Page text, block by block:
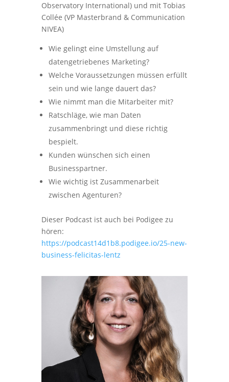
Observatory International) und mit Tobias
Collée (VP Masterbrand & Communication
NIVEA)
Wie gelingt eine Umstellung auf
datengetriebenes Marketing?
Welche Voraussetzungen müssen erfüllt
sein und wie lange dauert das?
Wie nimmt man die Mitarbeiter mit?
Ratschläge, wie man Daten
zusammenbringt und diese richtig
bespielt.
Kunden wünschen sich einen
Businesspartner.
Wie wichtig ist Zusammenarbeit
zwischen Agenturen?
Dieser Podcast ist auch bei Podigee zu
hören:
https://podcast14d1b8.podigee.io/25-new-
business-felicitas-lentz